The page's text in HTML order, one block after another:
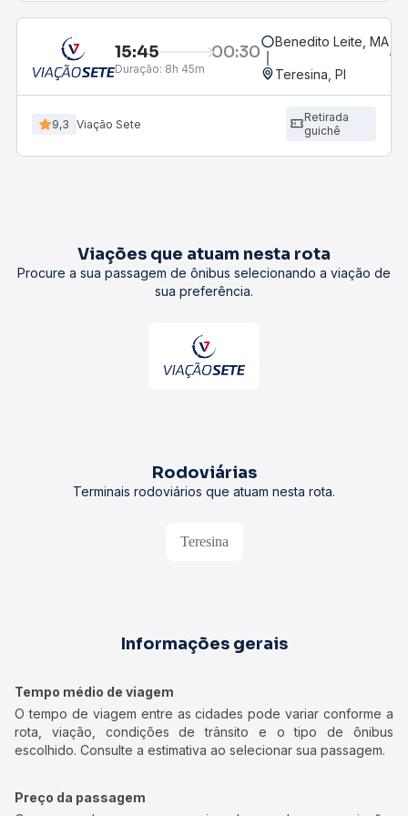
15:45 00:30
Duração: 8h 45m
Benedito Leite, MA
Teresina, PI
9,3 Viação Sete
Retirada
guichê
Viações que atuam nesta rota
Procure a sua passagem de ônibus selecionando a viação de
sua preferência.
Rodoviárias
Terminais rodoviários que atuam nesta rota.
Teresina
Informações gerais
Tempo médio de viagem
O tempo de viagem entre as cidades pode variar conforme a
rota, viação, condições de trânsito e o tipo de ônibus
escolhido. Consulte a estimativa ao selecionar sua passagem.
Preço da passagem